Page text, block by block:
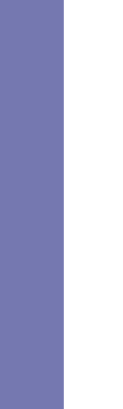
dělají
by se
kolem
soudruha
jak